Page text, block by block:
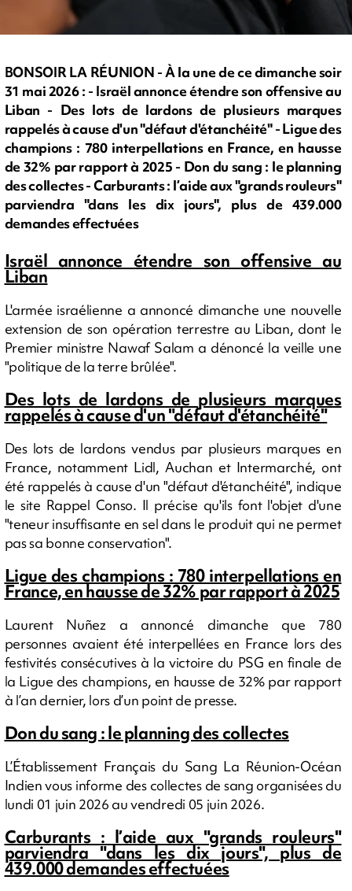
BONSOIR LA RÉUNION - À la une de ce dimanche soir
31 mai 2026 : - Israël annonce étendre son offensive au
Liban - Des lots de lardons de plusieurs marques
rappelés à cause d'un "défaut d'étanchéité" - Ligue des
champions : 780 interpellations en France, en hausse
de 32% par rapport à 2025 - Don du sang : le planning
des collectes - Carburants : l’aide aux "grands rouleurs"
parviendra "dans les dix jours", plus de 439.000
demandes effectuées
Israël annonce étendre son offensive au
Liban
L'armée israélienne a annoncé dimanche une nouvelle
extension de son opération terrestre au Liban, dont le
Premier ministre Nawaf Salam a dénoncé la veille une
"politique de la terre brûlée".
Des lots de lardons de plusieurs marques
rappelés à cause d'un "défaut d'étanchéité"
Des lots de lardons vendus par plusieurs marques en
France, notamment Lidl, Auchan et Intermarché, ont
été rappelés à cause d'un "défaut d'étanchéité", indique
le site Rappel Conso. Il précise qu'ils font l'objet d'une
"teneur insuffisante en sel dans le produit qui ne permet
pas sa bonne conservation".
Ligue des champions : 780 interpellations en
France, en hausse de 32% par rapport à 2025
Laurent Nuñez a annoncé dimanche que 780
personnes avaient été interpellées en France lors des
festivités consécutives à la victoire du PSG en finale de
la Ligue des champions, en hausse de 32% par rapport
à l’an dernier, lors d’un point de presse.
Don du sang : le planning des collectes
L’Établissement Français du Sang La Réunion-Océan
Indien vous informe des collectes de sang organisées du
lundi 01 juin 2026 au vendredi 05 juin 2026.
Carburants : l’aide aux "grands rouleurs"
parviendra "dans les dix jours", plus de
439.000 demandes effectuées